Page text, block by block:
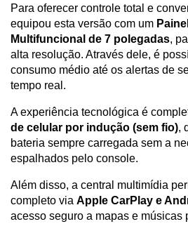
Para oferecer controle total e
equipou esta versão com um
Multifuncional de 7 polegadas,
alta resolução. Através dele, é
consumo médio até os alertas de
tempo real.
A experiência tecnológica é
de celular por indução (sem fio),
bateria sempre carregada sem a
espalhados pelo console.
Além disso, a central multimídia
completo via Apple CarPlay e
acesso seguro a mapas e músicas